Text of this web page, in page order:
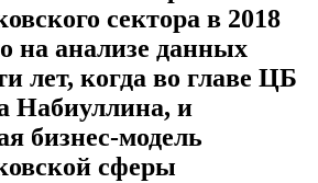
сектора в 2018
на анализе данных
лет, когда во главе ЦБ
Набиуллина, и
бизнес-модель
сферы